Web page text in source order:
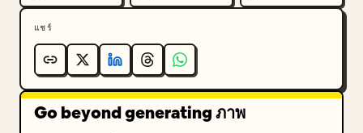
แชร์
Go beyond generating ภาพ